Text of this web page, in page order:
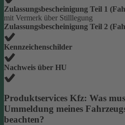
Zulassungsbescheinigung Teil 1
mit Vermerk über Stilllegung
Zulassungsbescheinigung Teil 2
Kennzeichenschilder
Nachweis über HU
Produktservices Kfz: Was
Ummeldung meines
beachten?